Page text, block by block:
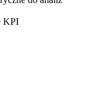
KPI